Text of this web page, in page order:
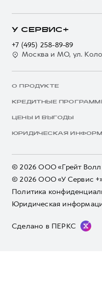
У СЕРВИС+
+7 (495) 258-89-89
Москва и МО, ул.
О ПРОДУКТЕ
КРЕДИТНЫЕ
ЦЕНЫ И ВЫГОДЫ
ЮРИДИЧЕСКАЯ
© 2026 ООО «Грейт
© 2026 ООО «У Сервис
Политика
Юридическая
Сделано в ПЕРКС